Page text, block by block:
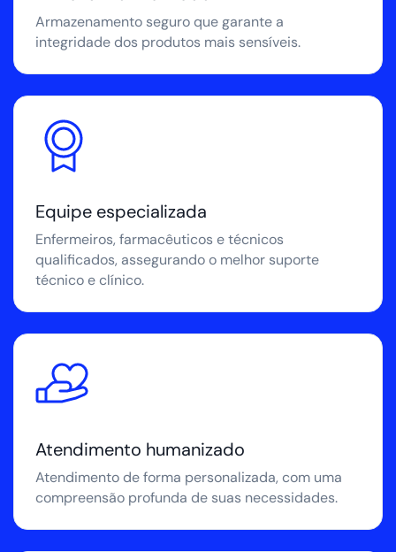
Armazenamento seguro que garante a
integridade dos produtos mais sensíveis.
Equipe especializada
Enfermeiros, farmacêuticos e técnicos
qualificados, assegurando o melhor suporte
técnico e clínico.
Atendimento humanizado
Atendimento de forma personalizada, com uma
compreensão profunda de suas necessidades.